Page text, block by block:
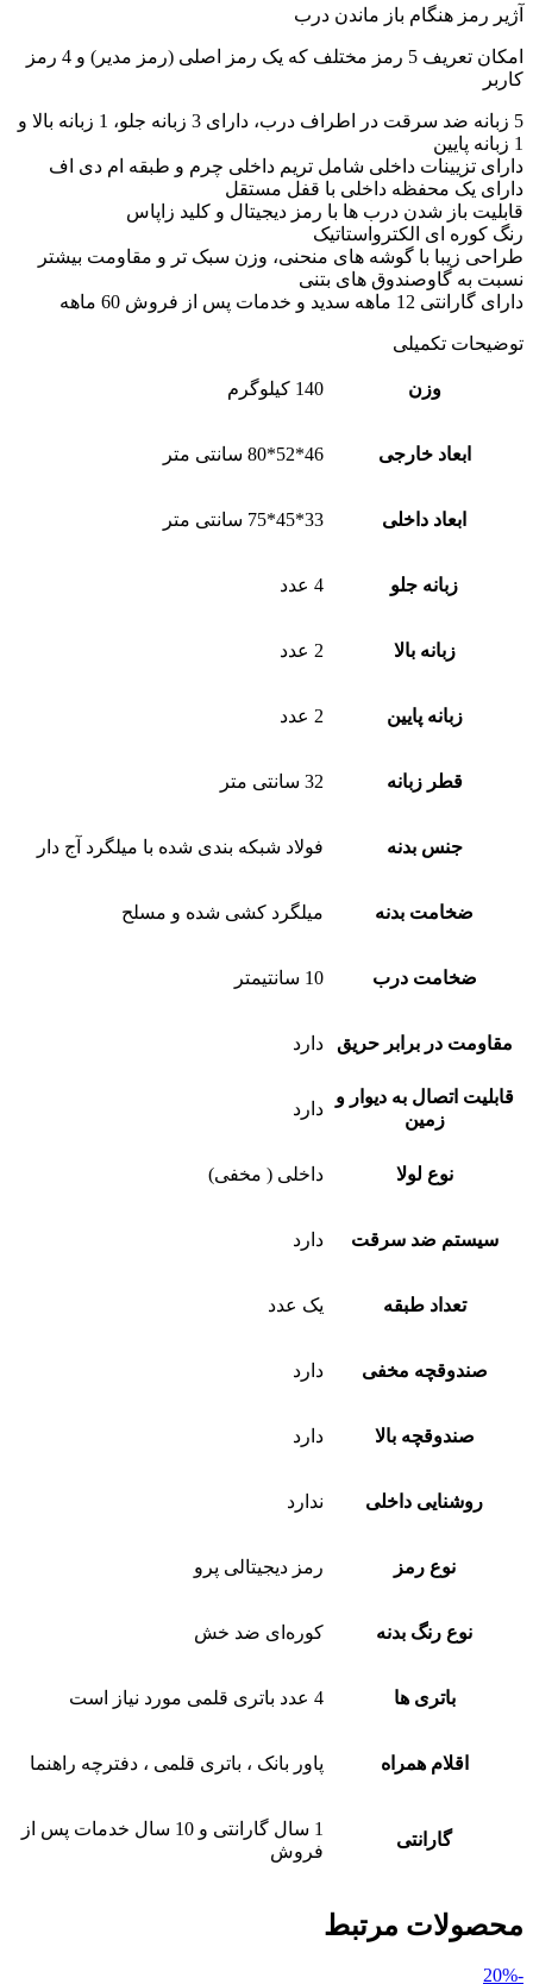
آژیر رمز هنگام باز ماندن درب
امکان تعریف 5 رمز مختلف که یک رمز اصلی (رمز مدیر) و 4 رمز
کاربر
5 زبانه ضد سرقت در اطراف درب، دارای 3 زبانه جلو، 1 زبانه بالا و
1 زبانه پایین
دارای تزیینات داخلی شامل تریم داخلی چرم و طبقه ام دی اف
دارای یک محفظه داخلی با قفل مستقل
قابلیت باز شدن درب ها با رمز دیجیتال و کلید زاپاس
رنگ کوره ای الکترواستاتیک
طراحی زیبا با گوشه های منحنی، وزن سبک تر و مقاومت بیشتر
نسبت به گاوصندوق های بتنی
دارای گارانتی 12 ماهه سدید و خدمات پس از فروش 60 ماهه
توضیحات تکمیلی
وزن 140 کیلوگرم
ابعاد خارجی 46*52*80 سانتی متر
ابعاد داخلی 33*45*75 سانتی متر
زبانه جلو 4 عدد
زبانه بالا 2 عدد
زبانه پایین 2 عدد
قطر زبانه 32 سانتی متر
جنس بدنه فولاد شبکه بندی شده با میلگرد آج دار
ضخامت بدنه میلگرد کشی شده و مسلح
ضخامت درب 10 سانتیمتر
مقاومت در برابر حریق دارد
قابلیت اتصال به دیوار و
زمین
دارد
نوع لولا داخلی ( مخفی)
سیستم ضد سرقت دارد
تعداد طبقه یک عدد
صندوقچه مخفی دارد
صندوقچه بالا دارد
روشنایی داخلی ندارد
نوع رمز رمز دیجیتالی پرو
نوع رنگ بدنه کوره‌ای ضد خش
باتری ها 4 عدد باتری قلمی مورد نیاز است
اقلام همراه پاور بانک ، باتری قلمی ، دفترچه راهنما
گارانتی
1 سال گارانتی و 10 سال خدمات پس از
فروش
محصولات مرتبط
-20%